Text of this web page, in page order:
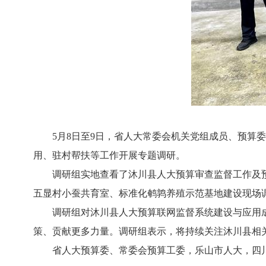
5月8日至9日，省人大常委会机关党组成员、预算委
用、驻村帮扶等工作开展专题调研。
调研组实地查看了沐川县人大预算审查监督工作及
五显村小蚕共育室、标准化鹌鹑养殖示范基地建设现
调研组对沐川县人大预算联网监督系统建设与应用
策、贡献更多力量。调研组表示，将持续关注沐川县
省人大预算委、常委会预算工委，乐山市人大，四